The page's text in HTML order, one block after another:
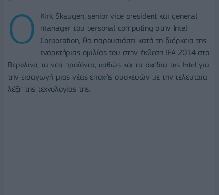
O
Kirk Skaugen, senior vice president και general
manager του personal computing στην Intel
Corporation, θα παρουσιάσει κατά τη διάρκεια της
εναρκτήριας ομιλίας του στην έκθεση IFA 2014 στο
Βερολίνο, τα νέα προϊόντα, καθώς και τα σχέδια της Intel για
την εισαγωγή μιας νέας εποχής συσκευών με την τελευταία
λέξη της τεχνολογίας της.